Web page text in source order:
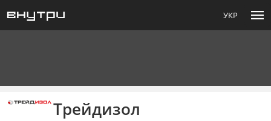
УКР menu
Трейдизол